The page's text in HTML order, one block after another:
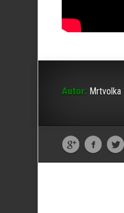
Autor: Mrtvolka